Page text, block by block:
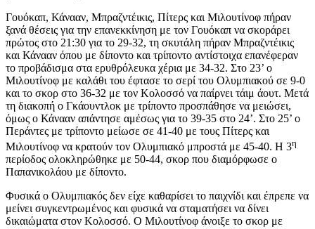
Γουόκαπ, Κάνααν, Μπραζντέικις, Πίτερς και Μιλουτίνοφ πήραν
ξανά θέσεις για την επανεκκίνηση με τον Γουόκαπ να σκοράρει
πρώτος στο 21:30 για το 29-32, τη σκυτάλη πήραν Μπραζντέικις
και Κάνααν όπου με δίποντο και τρίποντο αντίστοιχα επανέφεραν
το προβάδισμα στα ερυθρόλευκα χέρια με 34-32. Στο 23’ ο
Μιλουτίνοφ με καλάθι του έφτασε το σερί του Ολυμπιακού σε 9-0
και το σκορ στο 36-32 με τον Κολοσσό να παίρνει τάιμ άουτ. Μετά
τη διακοπή ο Γκάουντλοκ με τρίποντο προσπάθησε να μειώσει,
όμως ο Κάνααν απάντησε αμέσως για το 39-35 στο 24’. Στο 25’ ο
Περάντες με τρίποντο μείωσε σε 41-40 με τους Πίτερς και
Μιλουτίνοφ να κρατούν τον Ολυμπιακό μπροστά με 45-40. Η 3η
περίοδος ολοκληρώθηκε με 50-44, σκορ που διαμόρφωσε ο
Παπανικολάου με δίποντο.
Φυσικά ο Ολυμπιακός δεν είχε καθαρίσει το παιχνίδι και έπρεπε να
μείνει συγκεντρωμένος και φυσικά να σταματήσει να δίνει
δικαιώματα στον Κολοσσό. Ο Μιλουτίνοφ άνοιξε το σκορ με